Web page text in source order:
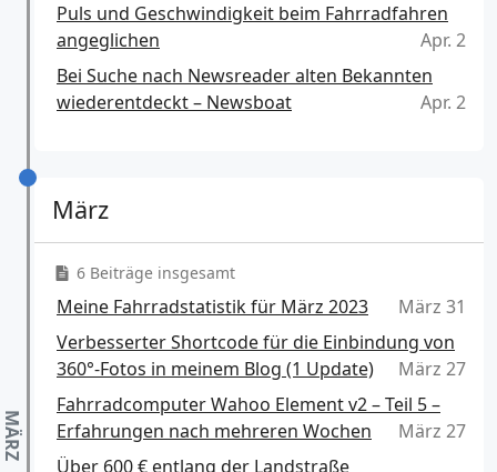
Puls und Geschwindigkeit beim Fahrradfahren
angeglichen
Apr. 2
Bei Suche nach Newsreader alten Bekannten
wiederentdeckt – Newsboat
Apr. 2
März
6 Beiträge insgesamt
Meine Fahrradstatistik für März 2023
März 31
Verbesserter Shortcode für die Einbindung von
360°-Fotos in meinem Blog (1 Update)
März 27
Fahrradcomputer Wahoo Element v2 – Teil 5 –
Erfahrungen nach mehreren Wochen
März 27
Über 600 € entlang der Landstraße